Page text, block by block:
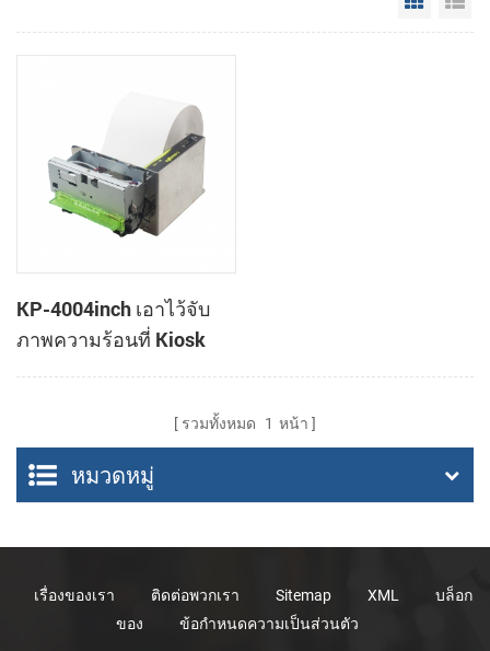
KP-4004inch เอาไว้จับ
ภาพความร้อนที่ Kiosk
เครื่องพิมพ์
รวมทั้งหมด 1 หน้า
หมวดหมู่
เรื่องของเรา ติดต่อพวกเรา Sitemap XML
บล็อก
ของ
ข้อกำหนดความเป็นส่วนตัว